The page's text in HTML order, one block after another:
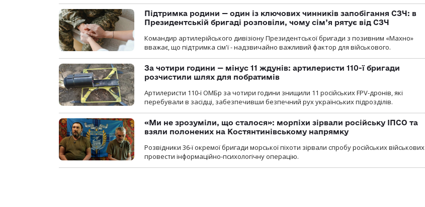
Підтримка родини — один із ключових чинників запобігання СЗЧ: в
Президентській бригаді розповіли, чому сім’я рятує від СЗЧ
Командир артилерійського дивізіону Президентської бригади з позивним «Махно»
вважає, що підтримка сім'ї - надзвичайно важливий фактор для військового.
За чотири години — мінус 11 ждунів: артилеристи 110-ї бригади
розчистили шлях для побратимів
Артилеристи 110-ї ОМБр за чотири години знищили 11 російських FPV-дронів, які
перебували в засідці, забезпечивши безпечний рух українських підрозділів.
«Ми не зрозуміли, що сталося»: морпіхи зірвали російську ІПСО та
взяли полонених на Костянтинівському напрямку
Розвідники 36-ї окремої бригади морської піхоти зірвали спробу російських військових
провести інформаційно-психологічну операцію.